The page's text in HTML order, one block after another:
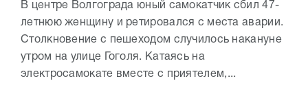
В центре Волгограда юный самокатчик сбил 47-
летнюю женщину и ретировался с места аварии.
Столкновение с пешеходом случилось накануне
утром на улице Гоголя. Катаясь на
электросамокате вместе с приятелем,...